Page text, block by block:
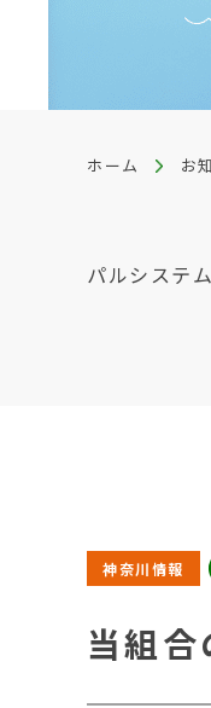
ホーム お
パルシステ
神奈川情報
当組